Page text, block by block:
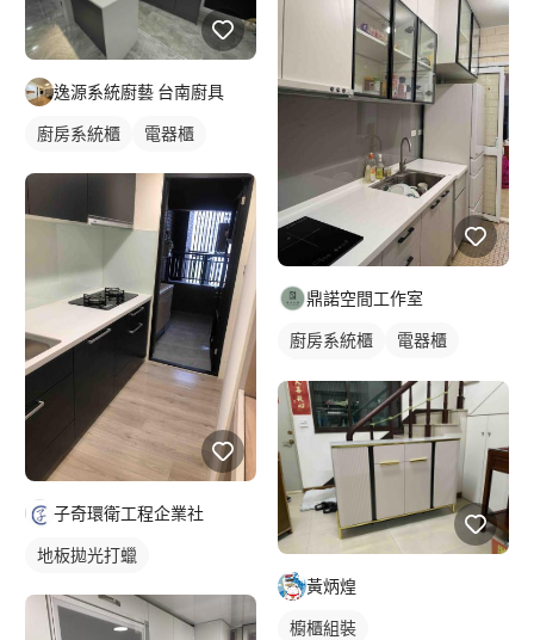
逸源系統廚藝 台南廚具
廚房系統櫃 電器櫃
子奇環衛工程企業社
地板拋光打蠟
鼎諾空間工作室
廚房系統櫃
電器櫃
黃炳煌
櫥櫃組裝